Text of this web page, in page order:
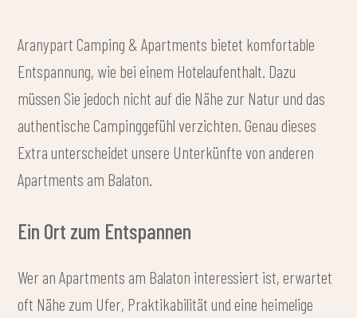
Aranypart Camping & Apartments bietet komfortable
Entspannung, wie bei einem Hotelaufenthalt. Dazu
müssen Sie jedoch nicht auf die Nähe zur Natur und das
authentische Campinggefühl verzichten. Genau dieses
Extra unterscheidet unsere Unterkünfte von anderen
Apartments am Balaton.
Ein Ort zum Entspannen
Wer an Apartments am Balaton interessiert ist, erwartet
oft Nähe zum Ufer, Praktikabilität und eine heimelige